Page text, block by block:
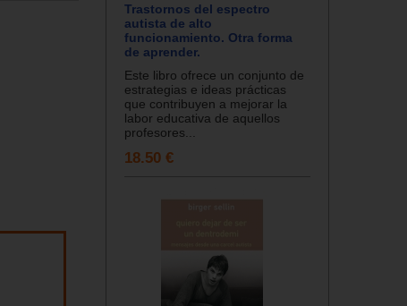
Trastornos del espectro
autista de alto
funcionamiento. Otra forma
de aprender.
Este libro ofrece un conjunto de
estrategias e ideas prácticas
que contribuyen a mejorar la
labor educativa de aquellos
profesores...
18.50 €